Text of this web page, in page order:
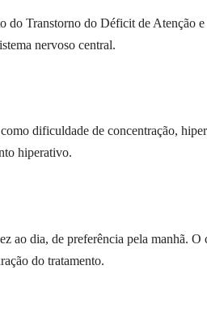
Transtorno do Déficit de Atenção
nervoso central.
dificuldade de concentração,
hiperativo.
ao dia, de preferência pela manhã.
do tratamento.